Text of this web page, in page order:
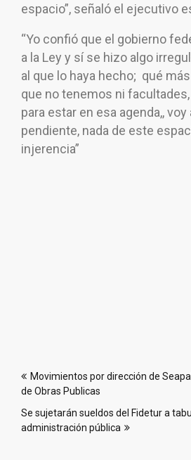
espacio”, señaló el ejecutivo
“Yo confió que el gobierno
a la Ley y sí se hizo algo
al que lo haya hecho; qué
que no tenemos ni
para estar en esa agenda,, voy
pendiente, nada de este
injerencia”
de
entradas
Movimientos por dirección de
de Obras Publicas
Se sujetarán sueldos del Fidetur a
administración pública